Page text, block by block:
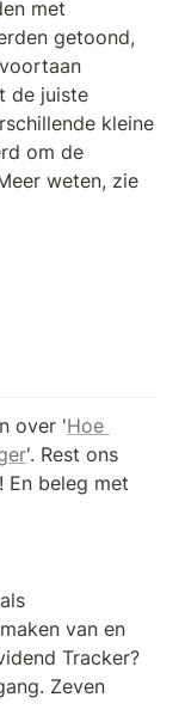
met
getoond,
de juiste
kleine
om de
weten, zie
over 'Hoe
'. Rest ons
En beleg met
van en
Tracker?
Zeven